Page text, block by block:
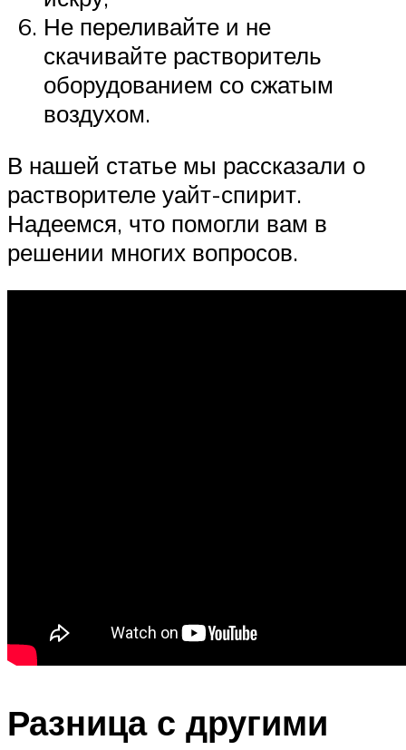
Не переливайте и не
скачивайте растворитель
оборудованием со сжатым
воздухом.
В нашей статье мы рассказали о
растворителе уайт-спирит.
Надеемся, что помогли вам в
решении многих вопросов.
Разница с другими